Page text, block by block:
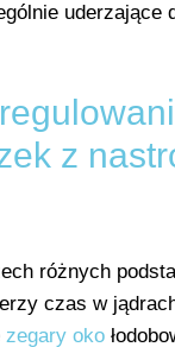
uderzające
z
różnych
czas w
zegary oko